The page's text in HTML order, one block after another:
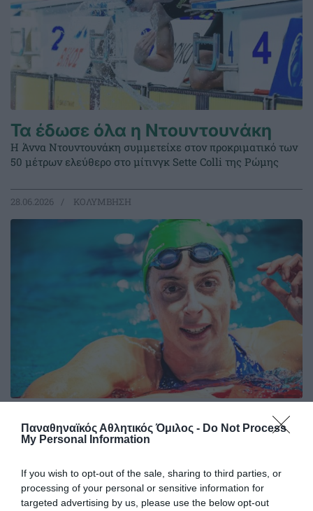
Παναθηναϊκός Αθλητικός Όμιλος - Do Not Process
My Personal Information
If you wish to opt-out of the sale, sharing to third parties, or
processing of your personal or sensitive information for
targeted advertising by us, please use the below opt-out
Τα έδωσε όλα η Ντουντουνάκη
Η Άννα Ντουντουνάκη συμμετείχε στον προκριματικό των
50 μέτρων ελεύθερο στο μίτινγκ Sette Colli της Ρώμης
28.06.2026 ΚΟΛΥΜΒΗΣΗ
Χάλκινο μετάλλιο για την
Ντουντουνάκη στο Sette Colli
κατέκτησε το χάλκινο μετάλλιο στα 100 μέτρα πεταλούδα
στο μίτινγκ Sette Colli.